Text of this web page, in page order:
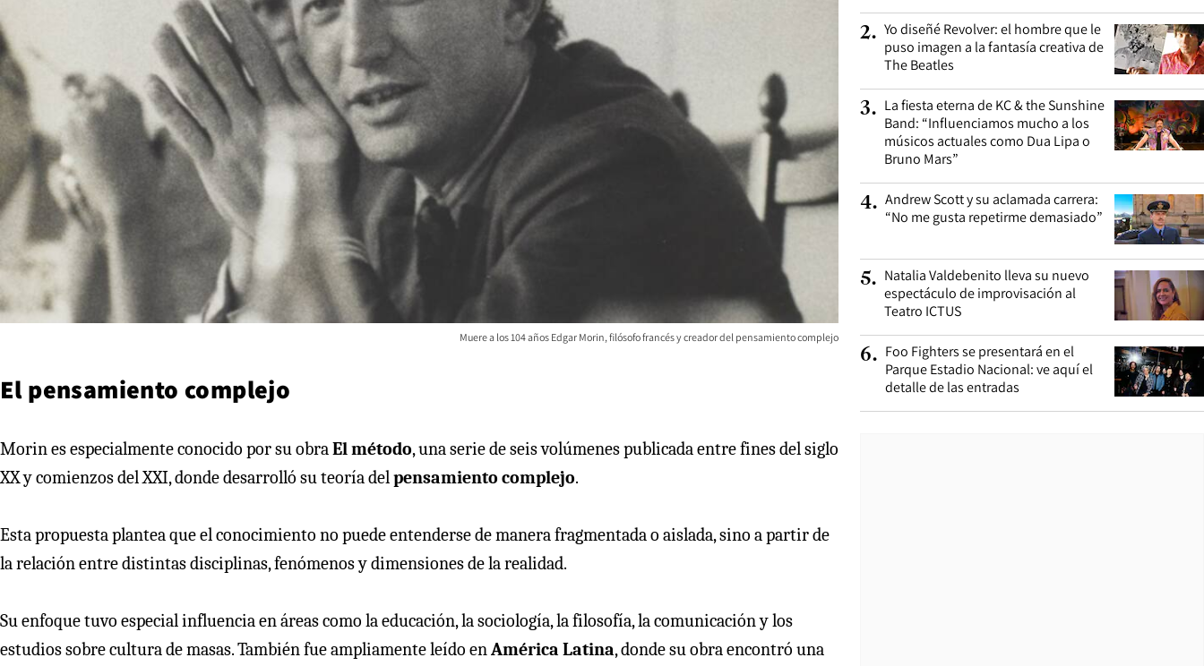
Muere a los 104 años Edgar Morin, filósofo francés y creador del pensamiento complejo
El pensamiento complejo
Morin es especialmente conocido por su obraEl método, una serie de seis volúmenes publicada entre fines del siglo
XX y comienzos del XXI, donde desarrolló su teoría delpensamiento complejo.
Esta propuesta plantea que el conocimiento no puede entenderse de manera fragmentada o aislada, sino a partir de
la relación entre distintas disciplinas, fenómenos y dimensiones de la realidad.
Su enfoque tuvo especial influencia en áreas como la educación, la sociología, la filosofía, la comunicación y los
estudios sobre cultura de masas. También fue ampliamente leído enAmérica Latina, donde su obra encontró una
2. Yo diseñé Revolver: el hombre que le
puso imagen a la fantasía creativa de
The Beatles
3. La fiesta eterna de KC & the Sunshine
Band: “Influenciamos mucho a los
músicos actuales como Dua Lipa o
Bruno Mars”
4. Andrew Scott y su aclamada carrera:
“No me gusta repetirme demasiado”
5. Natalia Valdebenito lleva su nuevo
espectáculo de improvisación al
Teatro ICTUS
6. Foo Fighters se presentará en el
Parque Estadio Nacional: ve aquí el
detalle de las entradas